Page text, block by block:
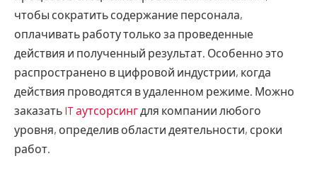
чтобы сократить содержание персонала,
оплачивать работу только за проведенные
действия и полученный результат. Особенно это
распространено в цифровой индустрии, когда
действия проводятся в удаленном режиме. Можно
заказать IT аутсорсинг для компании любого
уровня, определив области деятельности, сроки
работ.